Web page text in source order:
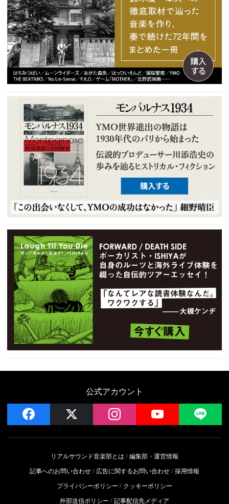
公式アカウント
facebook instagram YouTube
リアルサウンド音楽部とは
編集部・運営情報
記事へのお問い合わせ
広告に関するお問い合わせ 採用情報
プライバシーポリシー
クッキーポリシー
外部送信ポリシー
記事配信先メディア